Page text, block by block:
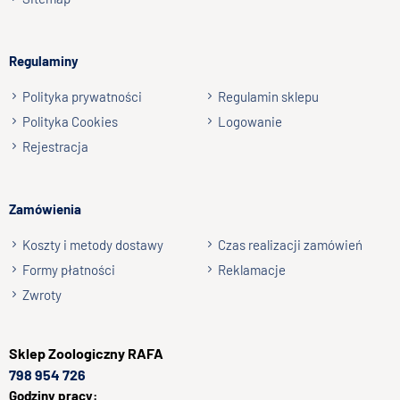
Wyślij opinię
Regulaminy
Polityka prywatności
Regulamin sklepu
Polityka Cookies
Logowanie
Rejestracja
Zamówienia
Koszty i metody dostawy
Czas realizacji zamówień
Formy płatności
Reklamacje
Zwroty
SklepZoologiczny RAFA
798 954 726
Godziny pracy: